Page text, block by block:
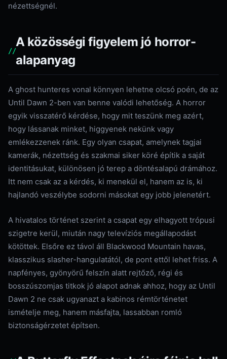
nézettségnél.
A közösségi figyelem jó horror-
alapanyag
A ghost hunteres vonal könnyen lehetne olcsó poén, de az
Until Dawn 2-ben van benne valódi lehetőség. A horror
egyik visszatérő kérdése, hogy mit teszünk meg azért,
hogy lássanak minket, higgyenek nekünk vagy
emlékezzenek ránk. Egy olyan csapat, amelynek tagjai
kamerák, nézettség és szakmai siker köré építik a saját
identitásukat, különösen jó terep a döntésalapú drámához.
Itt nem csak az a kérdés, ki menekül el, hanem az is, ki
hajlandó veszélybe sodorni másokat egy jobb jelenetért.
A hivatalos történet szerint a csapat egy elhagyott trópusi
szigetre kerül, miután nagy televíziós megállapodást
kötöttek. Elsőre ez távol áll Blackwood Mountain havas,
klasszikus slasher-hangulatától, de pont ettől lehet friss. A
napfényes, gyönyörű felszín alatt rejtőző, régi és
bosszúszomjas titkok jó alapot adnak ahhoz, hogy az Until
Dawn 2 ne csak ugyanazt a kabinos rémtörténetet
ismételje meg, hanem másfajta, lassabban romló
biztonságérzetet építsen.